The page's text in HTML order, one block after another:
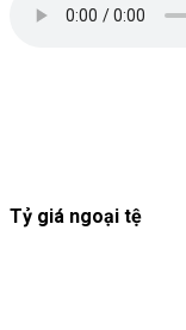
Tỷ giá ngoại tệ